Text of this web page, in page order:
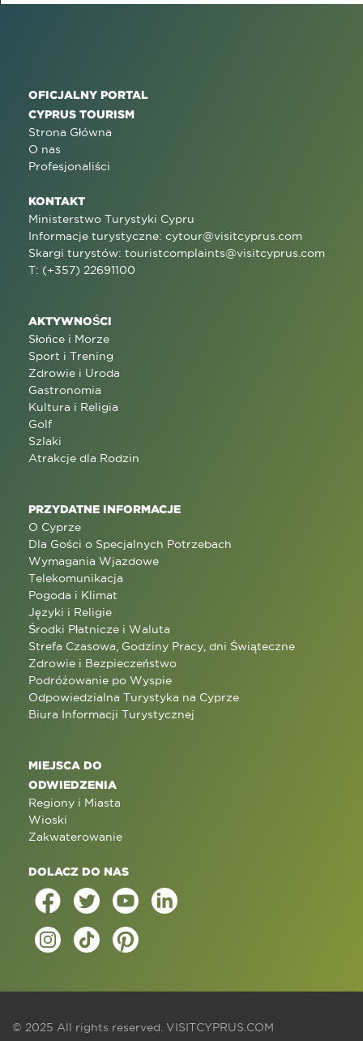
OFICJALNY PORTAL
CYPRUS TOURISM
Strona Główna
O nas
Profesjonaliści
KONTAKT
Ministerstwo Turystyki Cypru
Informacje turystyczne: cytour@visitcyprus.com
Skargi turystów: touristcomplaints@visitcyprus.com
T: (+357) 22691100
AKTYWNOŚCI
Słońce i Morze
Sport i Trening
Zdrowie i Uroda
Gastronomia
Kultura i Religia
Golf
Szlaki
Atrakcje dla Rodzin
PRZYDATNE INFORMACJE
O Cyprze
Dla Gości o Specjalnych Potrzebach
Wymagania Wjazdowe
Telekomunikacja
Pogoda i Klimat
Języki i Religie
Środki Płatnicze i Waluta
Strefa Czasowa, Godziny Pracy, dni Świąteczne
Zdrowie i Bezpieczeństwo
Podróżowanie po Wyspie
Odpowiedzialna Turystyka na Cyprze
Biura Informacji Turystycznej
MIEJSCA DO
ODWIEDZENIA
Regiony i Miasta
Wioski
Zakwaterowanie
DOLACZ DO NAS
© 2025 All rights reserved. VISITCYPRUS.COM